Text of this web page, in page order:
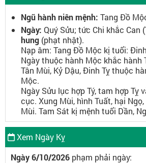
Ngũ hành niên mệnh: Tang Đồ
Ngày: Quý Sửu; tức Chi khắc Can
hung (phạt nhật).
Nạp âm: Tang Đồ Mộc kị tuổi:
Ngày thuộc hành Mộc khắc hành
Tân Mùi, Kỷ Dậu, Đinh Tỵ thuộc
Mộc.
Ngày Sửu lục hợp Tý, tam hợp Tỵ
cục. Xung Mùi, hình Tuất, hại
Mùi. Tam Sát kị mệnh tuổi Dần,
Xem Ngày Kỵ
Ngày 6/10/2026 phạm phải ngày: